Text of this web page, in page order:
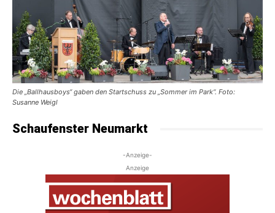
Die „Ballhausboys“ gaben den Startschuss zu „Sommer im Park“. Foto:
Susanne Weigl
Schaufenster Neumarkt
-Anzeige-
Anzeige